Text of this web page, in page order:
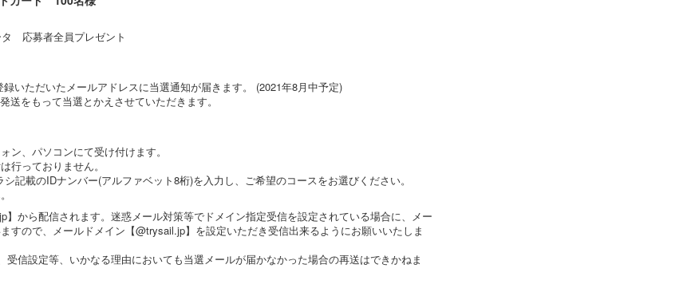
応募者全員プレゼント
いただいたメールアドレスに当選通知が届きます。 (2021年8月中予定)
送をもって当選とかえさせていただきます。
ン、パソコンにて受け付けます。
行っておりません。
記載のIDナンバー(アルファベット8桁)を入力し、ご希望のコースをお選びください。
から配信されます。迷惑メール対策等でドメイン指定受信を設定されている場合に、メー
すので、メールドメイン【@trysail.jp】を設定いただき受信出来るようにお願いいたしま
信設定等、いかなる理由においても当選メールが届かなかった場合の再送はできかねま